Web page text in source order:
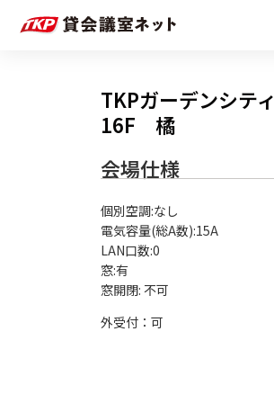
TKPガーデンシテ
16F 橘
会場仕様
個別空調:なし
電気容量(総A数):15A
LAN口数:0
窓:有
外受付：可